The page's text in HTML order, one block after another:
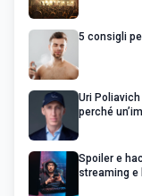
5 consigli
Uri
perché
Spoiler e
streaming e